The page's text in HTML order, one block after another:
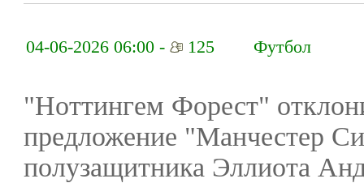
04-06-2026 06:00 - 125 Футбол
"Ноттингем Форест"
предложение "Манчестер
полузащитника Эллиота